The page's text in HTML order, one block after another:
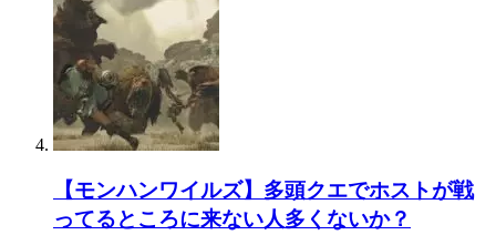
【モンハンワイルズ】多頭クエでホストが戦
ってるところに来ない人多くないか？